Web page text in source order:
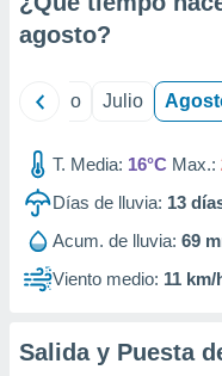
e
publicidad
publicidad
de
agosto?
Junio Julio
T. Media: 16°C Max.:
Días de lluvia: 13
Acum. de lluvia: 69
Viento medio: 11 km/
Salida y Puesta